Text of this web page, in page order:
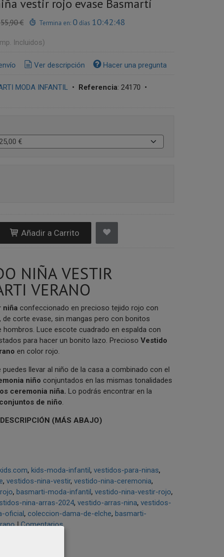
vestir rojo evase Basmartí
55,90 € Termina en: 0 días 10:42:47
Incluidos)
Ver descripción Hacer una pregunta
MODA INFANTIL • Referencia: 24170 •
Añadir a Carrito
NIÑA VESTIR
VERANO
niña confeccionado en precioso tejido rojo con
de corte evase, sin mangas pero con bonitos
hombros. Luce escote cuadrado en espalda con
para hacer un bonito lazo. Precioso Vestido
en color rojo.
puedes llevar al niño de la casa a combinado con el
niño conjuntados en las mismas tonalidades
ceremonia niña. Lo podrás encontrar en la
de niño.
(MÁS ABAJO)
kids-moda-infantil vestidos-para-ninas
vestidos-nina-vestir vestido-nina-ceremonia
basmarti-moda-infantil vestido-nina-vestir-rojo
nina-arras-2024 vestido-arras-nina vestidos-
oficial coleccion-dama-de-elche basmarti-
|Comentarios